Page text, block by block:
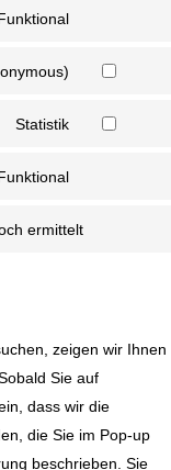
Statistik
ermittelt
zeigen wir Ihnen
Sie auf
dass wir die
die Sie im Pop-up
beschrieben. Sie